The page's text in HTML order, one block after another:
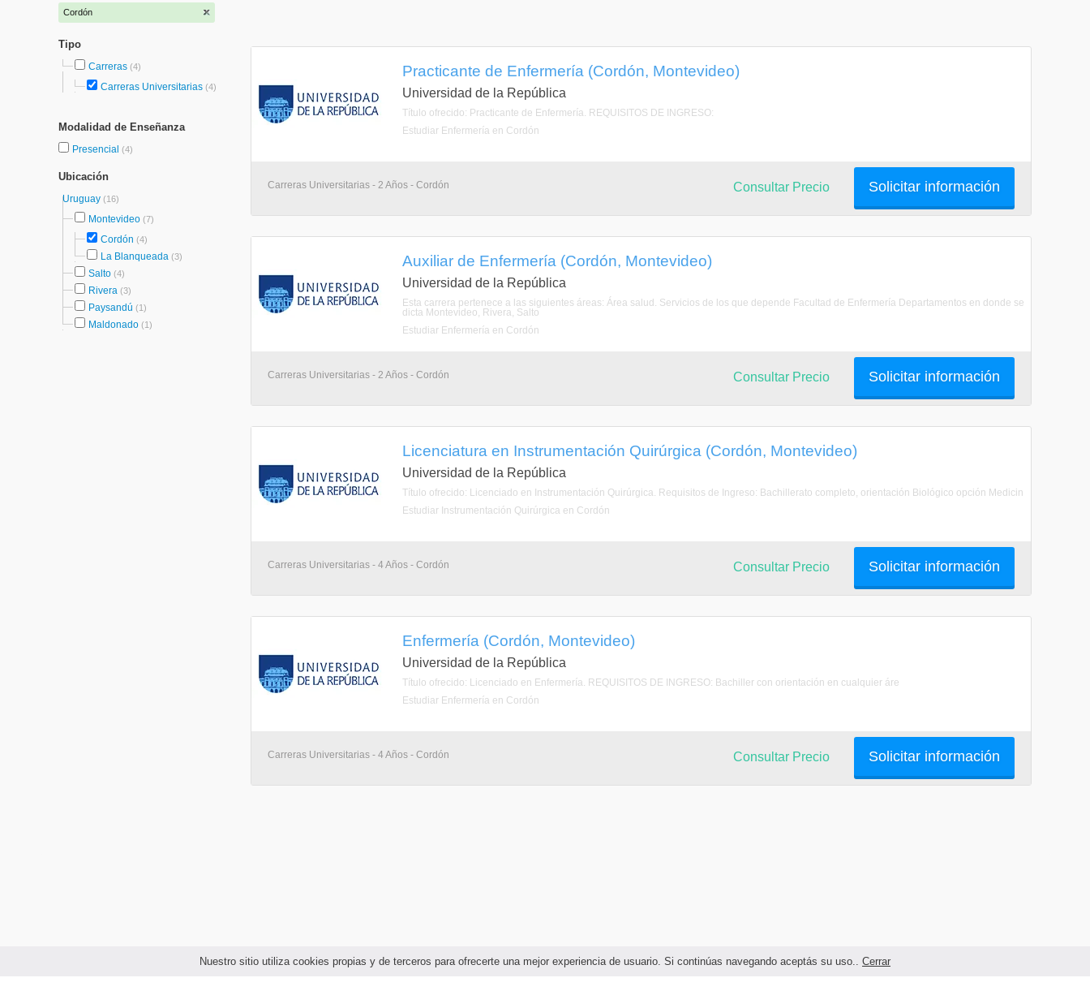
Nuestro sitio utiliza cookies propias y de terceros para ofrecerte una mejor experiencia de usuario. Si continúas navegando aceptás su uso.. Cerrar
Cordón
Tipo
Carreras (4)
Carreras Universitarias (4)
Modalidad de Enseñanza
Presencial (4)
Ubicación
Uruguay (16)
Montevideo (7)
Cordón (4)
La Blanqueada (3)
Salto (4)
Rivera (3)
Paysandú (1)
Maldonado (1)
Practicante de Enfermería (Cordón, Montevideo)
Universidad de la República
Título ofrecido: Practicante de Enfermería. REQUISITOS DE INGRESO:
Estudiar Enfermería en Cordón
Carreras Universitarias - 2 Años - Cordón Solicitar información
Consultar Precio
Auxiliar de Enfermería (Cordón, Montevideo)
Universidad de la República
Esta carrera pertenece a las siguientes áreas: Área salud. Servicios de los que depende Facultad de Enfermería Departamentos en donde se
dicta Montevideo, Rivera, Salto
Estudiar Enfermería en Cordón
Carreras Universitarias - 2 Años - Cordón Solicitar información
Consultar Precio
Licenciatura en Instrumentación Quirúrgica (Cordón, Montevideo)
Universidad de la República
Título ofrecido: Licenciado en Instrumentación Quirúrgica. Requisitos de Ingreso: Bachillerato completo, orientación Biológico opción Medicin
Estudiar Instrumentación Quirúrgica en Cordón
Carreras Universitarias - 4 Años - Cordón Solicitar información
Consultar Precio
Enfermería (Cordón, Montevideo)
Universidad de la República
Título ofrecido: Licenciado en Enfermería. REQUISITOS DE INGRESO: Bachiller con orientación en cualquier áre
Estudiar Enfermería en Cordón
Carreras Universitarias - 4 Años - Cordón Solicitar información
Consultar Precio